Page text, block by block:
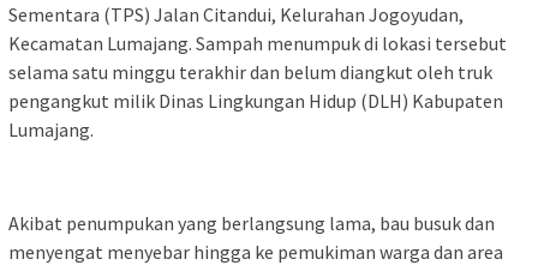
Sementara (TPS) Jalan Citandui, Kelurahan Jogoyudan,
Kecamatan Lumajang. Sampah menumpuk di lokasi tersebut
selama satu minggu terakhir dan belum diangkut oleh truk
pengangkut milik Dinas Lingkungan Hidup (DLH) Kabupaten
Lumajang.
Akibat penumpukan yang berlangsung lama, bau busuk dan
menyengat menyebar hingga ke pemukiman warga dan area